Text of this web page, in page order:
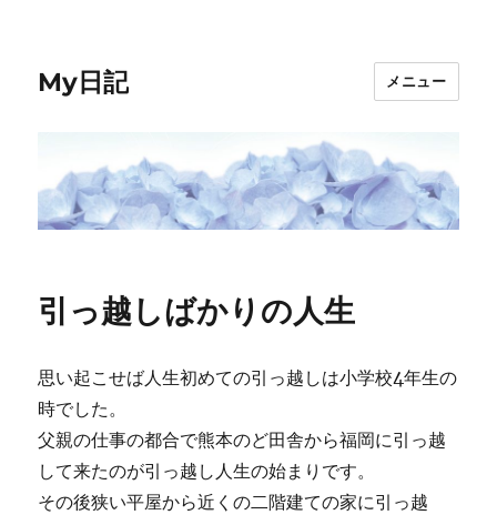
My日記 メニュー
引っ越しばかりの人生
思い起こせば人生初めての引っ越しは小学校4年生の
時でした。
父親の仕事の都合で熊本のど田舎から福岡に引っ越
して来たのが引っ越し人生の始まりです。
その後狭い平屋から近くの二階建ての家に引っ越